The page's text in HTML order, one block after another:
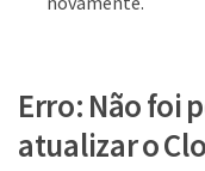
Erro: Não foi
atualizar o